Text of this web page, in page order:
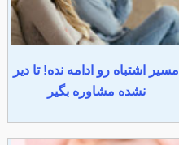
مسیر اشتباه رو ادامه نده! تا دیر
نشده مشاوره بگیر